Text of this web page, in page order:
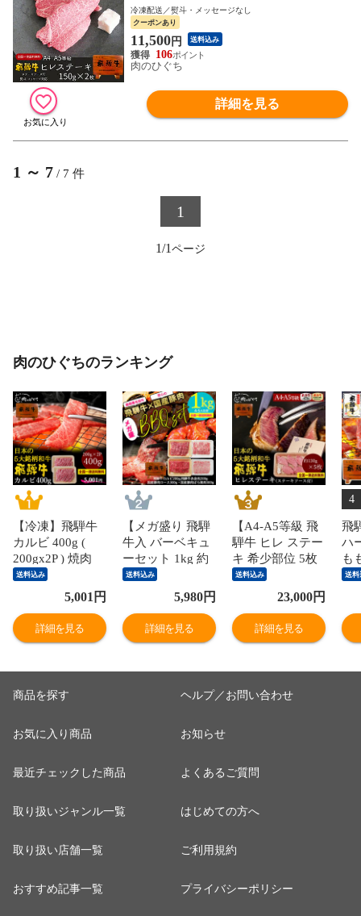
ギフト 精肉 牛肉 精肉ギフト 敬老の日 内
祝 御礼 お祝い hrp
冷凍配送／熨斗・メッセージなし
クーポンあり
11,500円 送料込み
106
肉のひぐち
詳細を見る
1 ～ 7 / 7 件
1
1/1
肉のひぐちのランキング
【冷凍】飛騨牛
カルビ 400g (
200gx2P ) 焼肉
銘柄和牛 バーベ
キュー BBQ 少量
ソロキャンプ 送
料無料 hrp
送料込み
5,001 円
詳細を見る
【メガ盛り 飛騨
牛入 バーベキュ
ーセット 1kg 約
4-5人前】【冷
凍】飛騨牛＆国
産豚肉 焼き肉セ
ット 送料無料 バ
ーベキュー BBQ
国産 hrp
送料込み
5,980円
詳細を見る
【A4-A5等級 飛
騨牛 ヒレ ステー
キ 希少部位 5枚
化粧箱入 ソース
付 全国一律送料
無料】約130g×5
枚 肉 ギフト 精
肉 牛肉 精肉ギフ
っきり
送料込み
23,000円
詳細を見る
4
飛
ハ
も
ー
肉
牛
送料
商品を探す
お気に入り商品
最近チェックした商品
取り扱いジャンル一覧
取り扱い店舗一覧
おすすめ記事一覧
ヘルプ／お問い合わせ
お知らせ
よくあるご質問
はじめての方へ
ご利用規約
プライバシーポリシー